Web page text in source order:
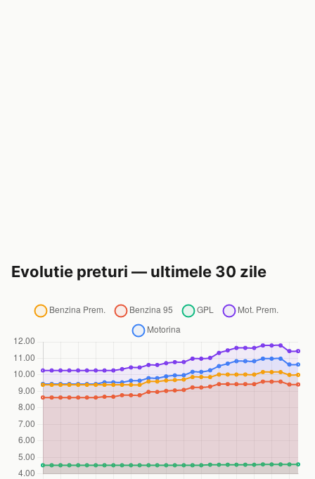
Evolutie preturi — ultimele 30 zile